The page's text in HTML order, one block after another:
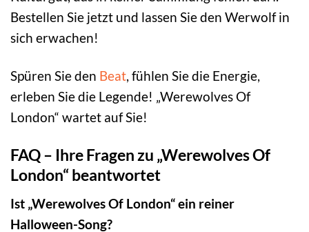
Bestellen Sie jetzt und lassen Sie den Werwolf in
sich erwachen!
Spüren Sie den Beat, fühlen Sie die Energie,
erleben Sie die Legende! „Werewolves Of
London“ wartet auf Sie!
FAQ – Ihre Fragen zu „Werewolves Of
London“ beantwortet
Ist „Werewolves Of London“ ein reiner
Halloween-Song?